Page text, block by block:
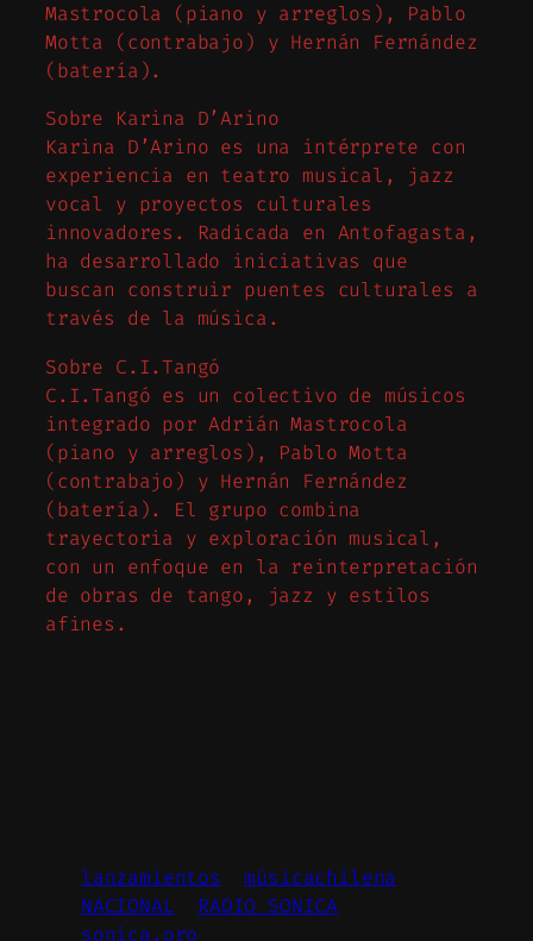
Mastrocola (piano y arreglos), Pablo
Motta (contrabajo) y Hernán Fernández
(batería).
Sobre Karina D’Arino
Karina D’Arino es una intérprete con
experiencia en teatro musical, jazz
vocal y proyectos culturales
innovadores. Radicada en Antofagasta,
ha desarrollado iniciativas que
buscan construir puentes culturales a
través de la música.
Sobre C.I.Tangó
C.I.Tangó es un colectivo de músicos
integrado por Adrián Mastrocola
(piano y arreglos), Pablo Motta
(contrabajo) y Hernán Fernández
(batería). El grupo combina
trayectoria y exploración musical,
con un enfoque en la reinterpretación
de obras de tango, jazz y estilos
afines.
lanzamientos
músicachilena
NACIONAL
RADIO SONICA
sonica.pro